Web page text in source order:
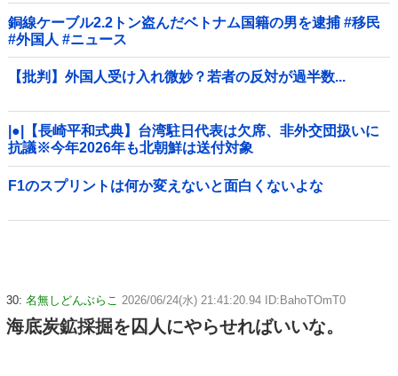
銅線ケーブル2.2トン盗んだベトナム国籍の男を逮捕 #移民
#外国人 #ニュース
【批判】外国人受け入れ微妙？若者の反対が過半数...
|●|【長崎平和式典】台湾駐日代表は欠席、非外交団扱いに
抗議※今年2026年も北朝鮮は送付対象
F1のスプリントは何か変えないと面白くないよな
30: 名無しどんぶらこ 2026/06/24(水) 21:41:20.94 ID:BahoTOmT0
海底炭鉱採掘を囚人にやらせればいいな。